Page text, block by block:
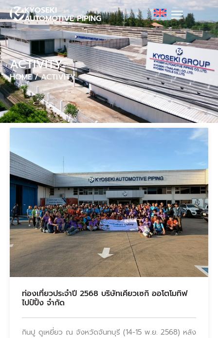
KYOSEKI
AUTOMOTIVE PIPING
ACTIVITY
HOME / ACTIVITY
ท่องเที่ยวประจำปี 2568 บริษัทเคียวเซกิ ออโตโมทิฟ
ไปป์ปิ้ง จำกัด
กินปู ดูเหยี่ยว ณ จังหวัดจันทบุรี (14-15 พ.ย. 2568) หลัง